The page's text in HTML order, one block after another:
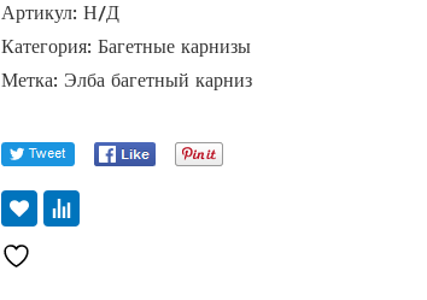
Артикул: Н/Д
Категория: Багетные карнизы
Метка: Элба багетный карниз